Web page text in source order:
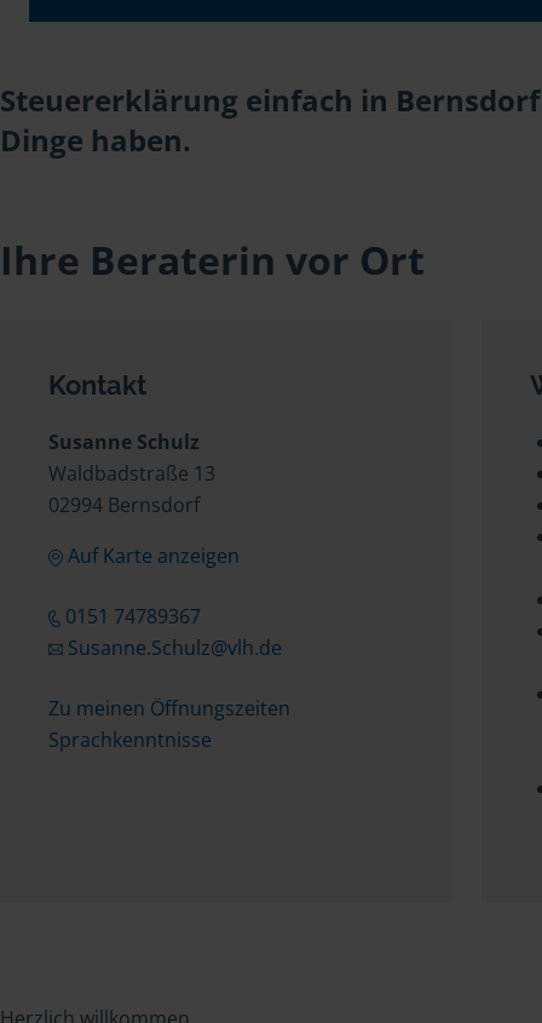
Steuererklärung einfach in
Dinge haben.
Ihre Beraterin vor Ort
Kontakt
Susanne Schulz
Waldbadstraße 13
02994 Bernsdorf
Auf Karte anzeigen
0151 74789367
Susanne.Schulz@vlh.de
Zu meinen Öffnungszeiten
Sprachkenntnisse